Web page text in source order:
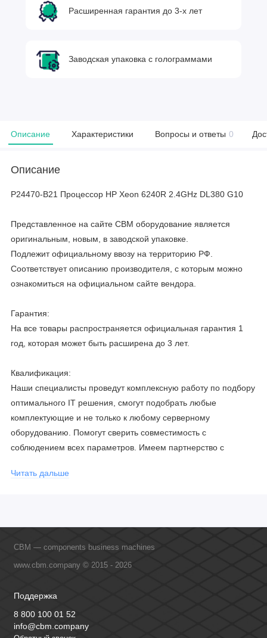
Расширенная гарантия до 3-х лет
Заводская упаковка с голограммами
Описание Характеристики Вопросы и ответы 0
Описание
P24470-B21 Процессор HP Xeon 6240R 2.4GHz DL380 G10
Представленное на сайте CBM оборудование является
оригинальным, новым, в заводской упаковке.
Подлежит официальному ввозу на территорию РФ.
Соответствует описанию производителя, с которым можно
ознакомиться на официальном сайте вендора.
Гарантия:
На все товары распространяется официальная гарантия 1
год, которая может быть расширена до 3 лет.
Квалификация:
Наши специалисты проведут комплексную работу по подбору
оптимального IT решения, смогут подобрать любые
комплектующие и не только к любому серверному
оборудованию. Помогут сверить совместимость с
соблюдением всех параметров. Имеем партнерство с
обучение сотрудников, что позволяет исключить ошибки даже
Читать дальше
CBM — components business machines
www.cbm.company © 2015 - 2026
Поддержка
8 800 100 01 52
info@cbm.company